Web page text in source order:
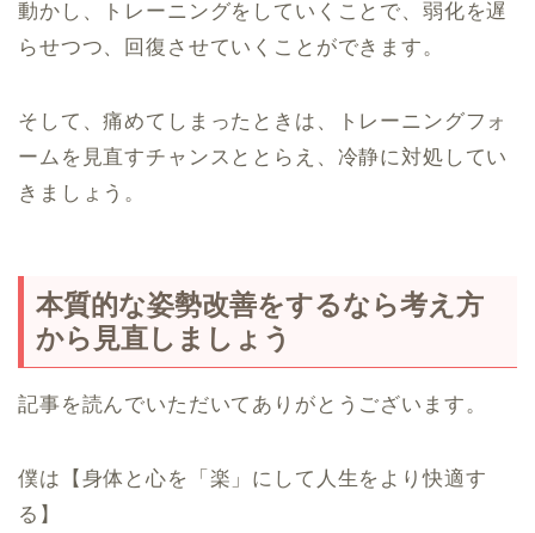
動かし、トレーニングをしていくことで、弱化を遅
らせつつ、回復させていくことができます。
そして、痛めてしまったときは、トレーニングフォ
ームを見直すチャンスととらえ、冷静に対処してい
きましょう。
本質的な姿勢改善をするなら考え方
から見直しましょう
記事を読んでいただいてありがとうございます。
僕は【身体と心を「楽」にして人生をより快適す
る】